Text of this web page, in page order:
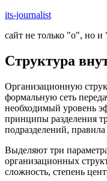
Skip
content
its-journalist
сайт не только "о", но
Структура
Организационную
формальную сеть
необходимый уровень
принципы разделения
подразделений,
Выделяют три
организационных
сложность, степень